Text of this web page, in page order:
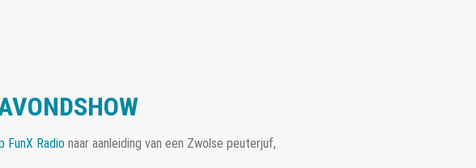
FunX Radio naar aanleiding van een Zwolse peuterjuf,